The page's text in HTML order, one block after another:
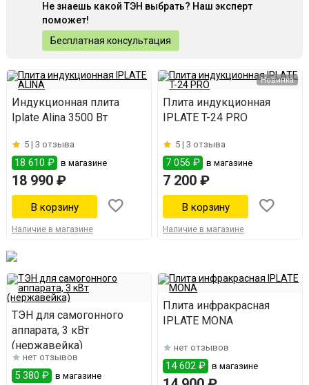
Не знаешь какой ТЭН выбрать? Наш эксперт
поможет!
Бесплатная консультация
Индукционная плита
Iplate Alina 3500 Вт
5 | 3 отзыва
18 610 ₽ в магазине
18 990 ₽
Наличие в магазине
Новинка
Плита индукционная
IPLATE T-24 PRO
5 |3 отзыва
7 056 ₽ в магазине
7 200 ₽
Наличие в магазине
ТЭН для самогонного
аппарата, 3 кВт
(нержавейка)
нет отзывов
5 380 ₽ в магазине
Плита инфракрасная
IPLATE MONA
нет отзывов
14 602 ₽ в магазине